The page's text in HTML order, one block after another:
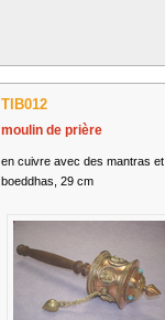
TIB012
moulin de prière
en cuivre avec des mantras et
boeddhas, 29 cm